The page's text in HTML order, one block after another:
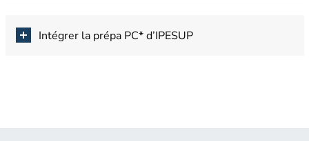
Intégrer la prépa PC* d’IPESUP